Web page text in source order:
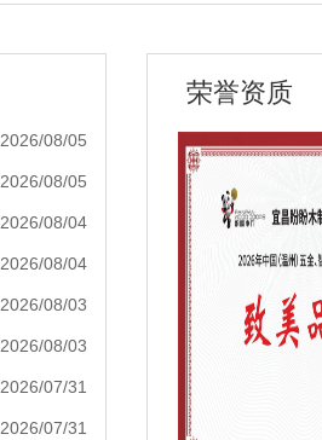
2026/08/05
2026/08/05
2026/08/04
2026/08/04
2026/08/03
2026/08/03
2026/07/31
2026/07/31
荣誉资质